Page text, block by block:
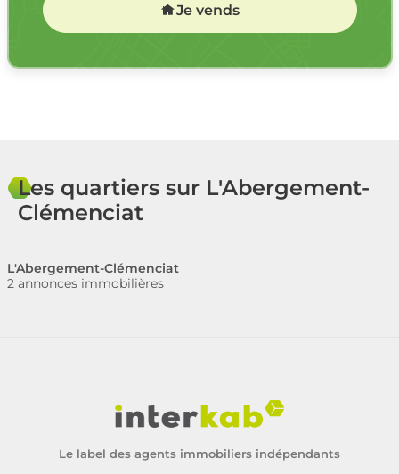
Je vends
Les quartiers sur L'Abergement-
Clémenciat
L'Abergement-Clémenciat
2 annonces immobilières
Le label des agents immobiliers indépendants